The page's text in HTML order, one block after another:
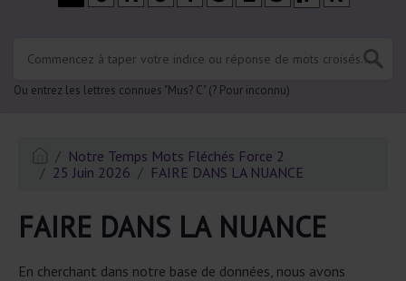
Ou entrez les lettres connues "Mus? C" (? Pour inconnu)
Notre Temps Mots Fléchés Force 2
25 Juin 2026
FAIRE DANS LA NUANCE
FAIRE DANS LA NUANCE
En cherchant dans notre base de données, nous avons